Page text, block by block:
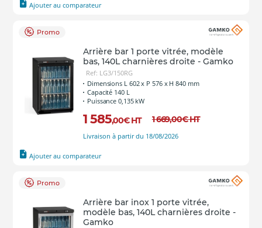
Ajouter au comparateur
Promo
Arrière bar 1 porte vitrée, modèle
bas, 140L charnières droite - Gamko
Ref: LG3/150RG
Dimensions L 602 x P 576 x H 840 mm
Capacité 140 L
Puissance 0,135 kW
1 585,00€ HT 1 669,00€HT
Livraison à partir du 18/08/2026
Ajouter au comparateur
Promo
Arrière bar inox 1 porte vitrée,
modèle bas, 140L charnières droite -
Gamko